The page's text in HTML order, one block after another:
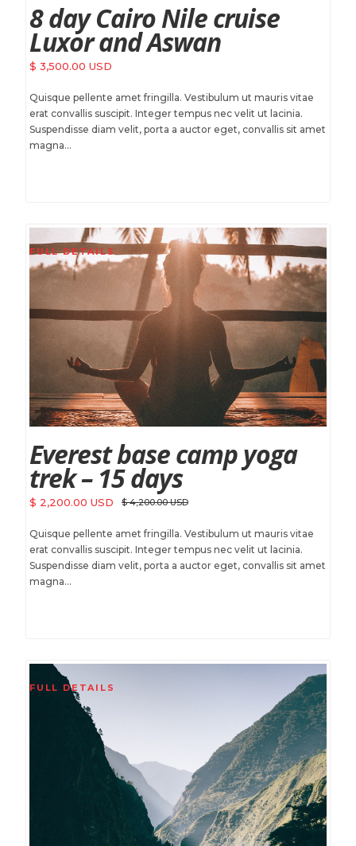
8 day Cairo Nile cruise
Luxor and Aswan
$ 3,500.00 USD
Quisque pellente amet fringilla. Vestibulum ut mauris vitae
erat convallis suscipit. Integer tempus nec velit ut lacinia.
Suspendisse diam velit, porta a auctor eget, convallis sit amet
magna...
Everest base camp yoga
trek – 15 days
$ 2,200.00 USD $ 4,200.00 USD
Quisque pellente amet fringilla. Vestibulum ut mauris vitae
erat convallis suscipit. Integer tempus nec velit ut lacinia.
Suspendisse diam velit, porta a auctor eget, convallis sit amet
magna...
FULL DETAILS
FULL DETAILS